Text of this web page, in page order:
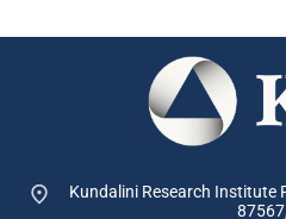
Kundalini Research Institute